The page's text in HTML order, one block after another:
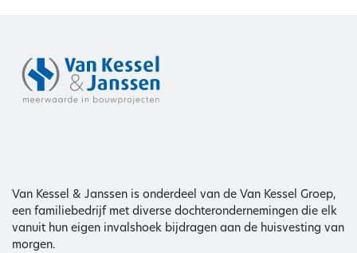
Van Kessel & Janssen is onderdeel van de Van Kessel Groep,
een familiebedrijf met diverse dochterondernemingen die elk
vanuit hun eigen invalshoek bijdragen aan de huisvesting van
morgen.